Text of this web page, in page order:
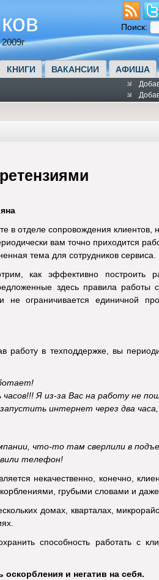
Поиск:
КНИГИ ВАКАНСИИ АФИША
в отделе сопровождения
вам точно приходится
тема для сотрудников сервиса.
как эффективно построить
здесь правила
ограничивается единичной
работу в техподдержке, вы
Я из-за Вас на работу не
интернет через два
что-то там сверлили в
телефон!
некачественно, конечно,
грубыми словами и даже
домах, кварталах,
способность работать с
и негатив на себя.